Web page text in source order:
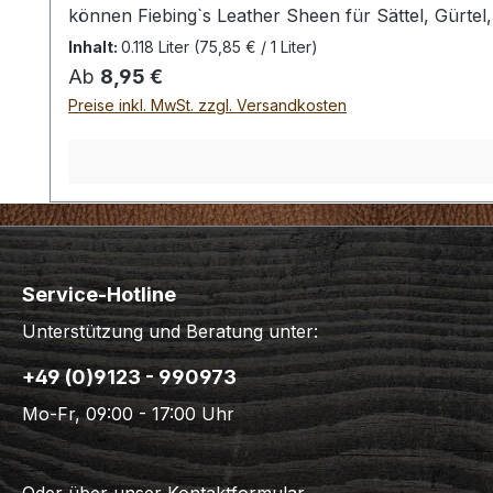
können Fiebing`s Leather Sheen für Sättel,
Gebrauch. Die Lederwaren sollten vor dem
auf und polieren diese nachdem sie eingezogen
Punzierungen verwendet werden wenn diese mit
Lederrest um das Verhalten im Zusammenhang
Fantastic Finishes". ACHTUNG! Darf nicht in die
Schutzausrüstung. Bitte beachten Sie bei der
Inhalt: 0.118 Liter (75,85 € / 1 Liter)
Regulärer Preis:
Ab 8,95 €
Preise inkl. MwSt. zzgl. Versandkosten
Service-Hotline
Unterstützung und Beratung unter:
+49 (0)9123 - 990973
Mo-Fr, 09:00 - 17:00 Uhr